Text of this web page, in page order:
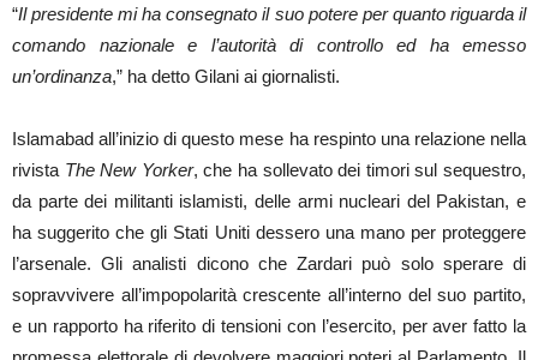
“Il presidente mi ha consegnato il suo potere per quanto riguarda il
comando nazionale e l’autorità di controllo ed ha emesso
un’ordinanza,” ha detto Gilani ai giornalisti.
Islamabad all’inizio di questo mese ha respinto una relazione nella
rivista The New Yorker, che ha sollevato dei timori sul sequestro,
da parte dei militanti islamisti, delle armi nucleari del Pakistan, e
ha suggerito che gli Stati Uniti dessero una mano per proteggere
l’arsenale. Gli analisti dicono che Zardari può solo sperare di
sopravvivere all’impopolarità crescente all’interno del suo partito,
e un rapporto ha riferito di tensioni con l’esercito, per aver fatto la